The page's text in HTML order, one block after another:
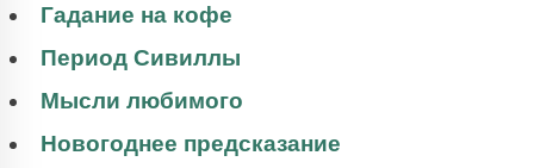
Гадание на кофе
Период Сивиллы
Мысли любимого
Новогоднее предсказание